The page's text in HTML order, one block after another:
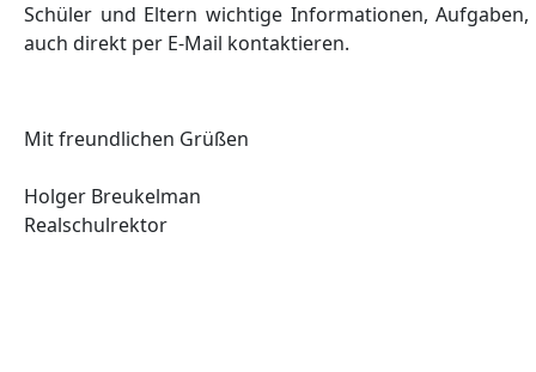
Schüler und Eltern wichtige Informationen,
auch direkt per E-Mail kontaktieren.
Mit freundlichen Grüßen
Holger Breukelman
Realschulrektor